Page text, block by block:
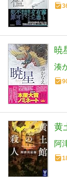
暁
湊
黄
阿